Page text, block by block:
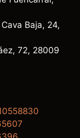
Baja, 24,
72, 28009